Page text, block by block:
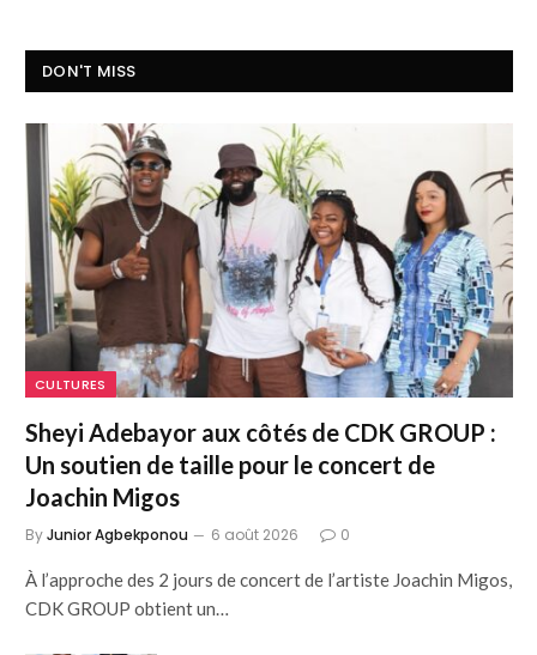
DON'T MISS
CULTURES
Sheyi Adebayor aux côtés de CDK GROUP :
Un soutien de taille pour le concert de
Joachin Migos
ByJunior Agbekponou 6 août 2026 0
À l’approche des 2 jours de concert de l’artiste Joachin Migos,
CDK GROUP obtient un…